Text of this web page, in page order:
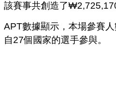
該賽事共創造了
APT數據顯示，本場參賽
自27個國家的選手參與。